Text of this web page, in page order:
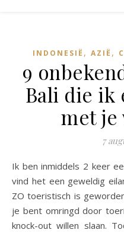
INDONESIË , AZIË ,
9
Bali die
met je
7
Ik ben inmiddels 2 keer een maand op Bali geweest en ik
vind het een geweldig
ZO toeristisch is
je bent omringd door
knock-out willen slaan.